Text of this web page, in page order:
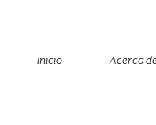
Inicio Acerca